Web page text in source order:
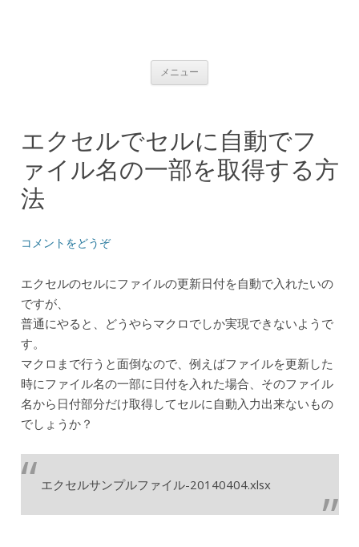
メニュー コンテンツへ移動
エクセルでセルに自動でフ
ァイル名の一部を取得する方
法
コメントをどうぞ
エクセルのセルにファイルの更新日付を自動で入れたいの
ですが、
普通にやると、どうやらマクロでしか実現できないようで
す。
マクロまで行うと面倒なので、例えばファイルを更新した
時にファイル名の一部に日付を入れた場合、そのファイル
名から日付部分だけ取得してセルに自動入力出来ないもの
でしょうか？
エクセルサンプルファイル-20140404.xlsx